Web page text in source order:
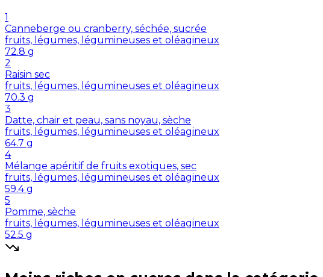
1
Canneberge ou cranberry, séchée, sucrée
fruits, légumes, légumineuses et oléagineux
72.8 g
2
Raisin sec
fruits, légumes, légumineuses et oléagineux
70.3 g
3
Datte, chair et peau, sans noyau, sèche
fruits, légumes, légumineuses et oléagineux
64.7 g
4
Mélange apéritif de fruits exotiques, sec
fruits, légumes, légumineuses et oléagineux
59.4 g
5
Pomme, sèche
fruits, légumes, légumineuses et oléagineux
52.5 g